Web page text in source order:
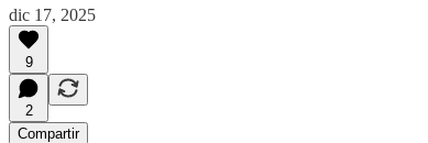
dic 17, 2025
9
2
Compartir